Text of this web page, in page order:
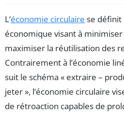
L’économie circulaire se définit
économique visant à
maximiser la réutilisation des
Contrairement à l’économie
suit le schéma « extraire –
jeter », l’économie circulaire
de rétroaction capables de